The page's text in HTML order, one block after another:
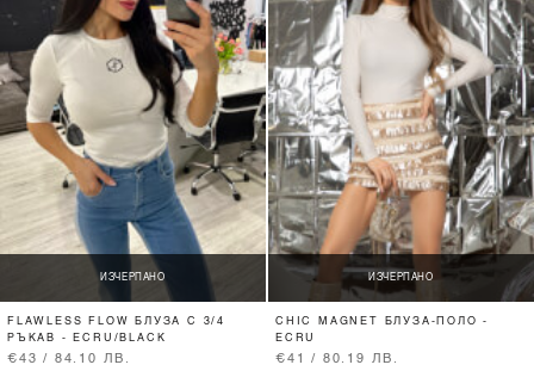
ИЗЧЕРПАНО
FLAWLESS FLOW БЛУЗА С 3/4
РЪКАВ - ECRU/BLACK
€43 / 84.10 ЛВ.
ИЗЧЕРПАНО
CHIC MAGNET БЛУЗА-ПОЛО -
ECRU
€41 / 80.19 ЛВ.